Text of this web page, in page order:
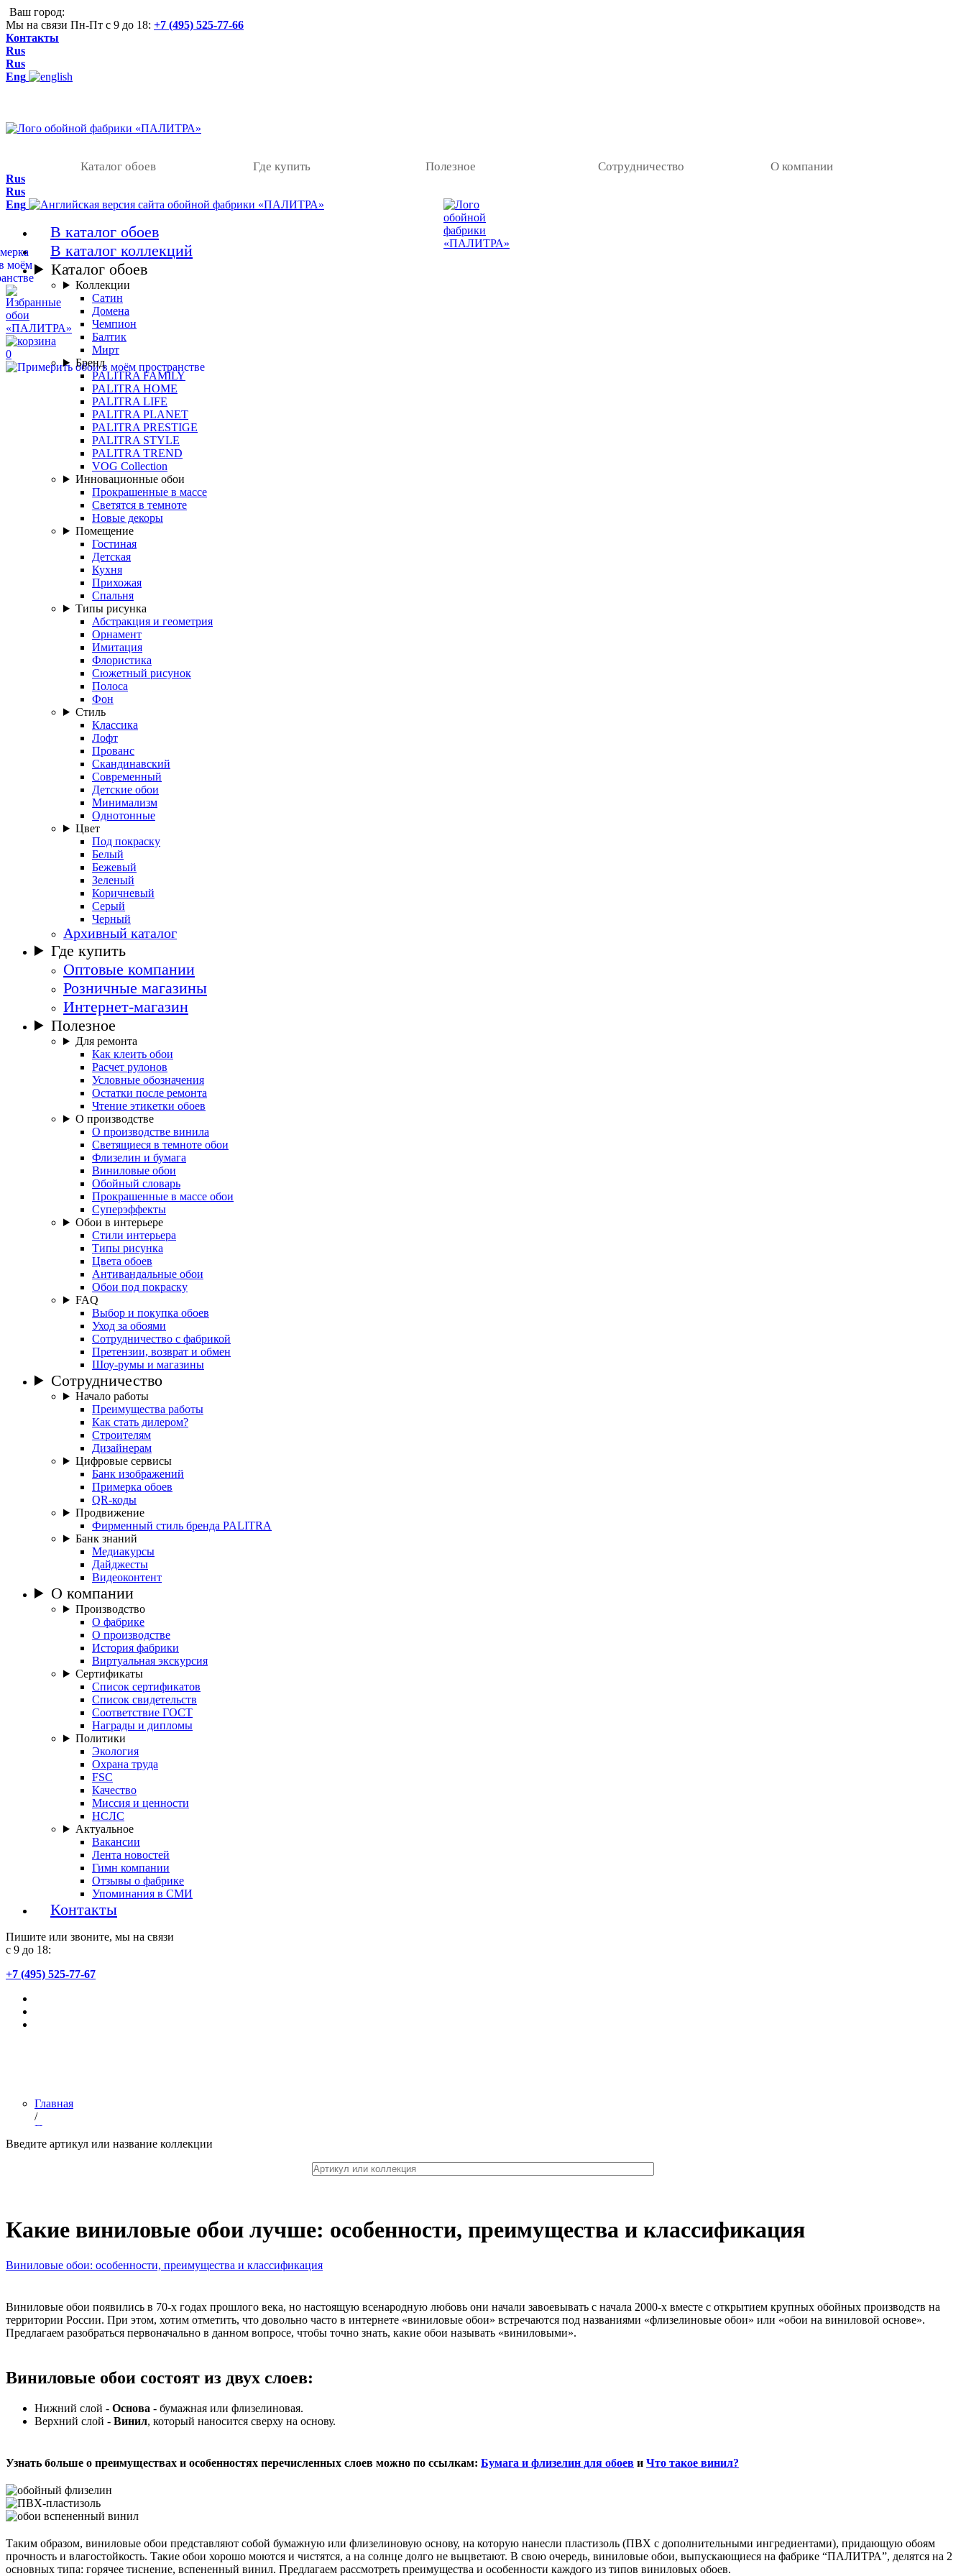
Ваш город:
Мы на связи Пн-Пт с 9 до 18: +7 (495) 525-77-66
Контакты
Rus
Rus
Eng
Каталог обоев Где купить Полезное Сотрудничество О компании
0
Rus
Rus
Eng
В каталог обоев
В каталог коллекций
Каталог обоев
Коллекции
Сатин
Домена
Чемпион
Балтик
Мирт
Бренд
PALITRA FAMILY
PALITRA HOME
PALITRA LIFE
PALITRA PLANET
PALITRA PRESTIGE
PALITRA STYLE
PALITRA TREND
VOG Collection
Инновационные обои
Прокрашенные в массе
Светятся в темноте
Новые декоры
Помещение
Гостиная
Детская
Кухня
Прихожая
Спальня
Типы рисунка
Абстракция и геометрия
Орнамент
Имитация
Флористика
Сюжетный рисунок
Полоса
Фон
Стиль
Классика
Лофт
Прованс
Скандинавский
Современный
Детские обои
Минимализм
Однотонные
Цвет
Под покраску
Белый
Бежевый
Зеленый
Коричневый
Серый
Черный
Архивный каталог
Где купить
Оптовые компании
Розничные магазины
Интернет-магазин
Полезное
Для ремонта
Как клеить обои
Расчет рулонов
Условные обозначения
Остатки после ремонта
Чтение этикетки обоев
О производстве
О производстве винила
Светящиеся в темноте обои
Флизелин и бумага
Виниловые обои
Обойный словарь
Прокрашенные в массе обои
Суперэффекты
Обои в интерьере
Стили интерьера
Типы рисунка
Цвета обоев
Антивандальные обои
Обои под покраску
FAQ
Выбор и покупка обоев
Уход за обоями
Сотрудничество с фабрикой
Претензии, возврат и обмен
Шоу-румы и магазины
Сотрудничество
Начало работы
Преимущества работы
Как стать дилером?
Строителям
Дизайнерам
Цифровые сервисы
Банк изображений
Примерка обоев
QR-коды
Продвижение
Фирменный стиль бренда PALITRA
Банк знаний
Медиакурсы
Дайджесты
Видеоконтент
О компании
Производство
О фабрике
О производстве
История фабрики
Виртуальная экскурсия
Сертификаты
Список сертификатов
Список свидетельств
Соответствие ГОСТ
Награды и дипломы
Политики
Экология
Охрана труда
FSC
Качество
Миссия и ценности
НСЛС
Актуальное
Вакансии
Лента новостей
Гимн компании
Отзывы о фабрике
Упоминания в СМИ
Контакты
Пишите или звоните, мы на связи
с 9 до 18:
+7 (495) 525-77-67
Главная
/
Полезное
/
Введите артикул или название коллекции
Какие виниловые обои лучше: особенности, преимущества и классификация
Виниловые обои: особенности, преимущества и классификация
Виниловые обои появились в 70-х годах прошлого века, но настоящую всенародную любовь они начали завоевывать с начала 2000-х вместе с открытием крупных обойных производств на
территории России. При этом, хотим отметить, что довольно часто в интернете «виниловые обои» встречаются под названиями «флизелиновые обои» или «обои на виниловой основе».
Предлагаем разобраться первоначально в данном вопросе, чтобы точно знать, какие обои называть «виниловыми».
Виниловые обои состоят из двух слоев:
Нижний слой - Основа - бумажная или флизелиновая.
Верхний слой - Винил, который наносится сверху на основу.
Узнать больше о преимуществах и особенностях перечисленных слоев можно по ссылкам: Бумага и флизелин для обоев и Что такое винил?
Таким образом, виниловые обои представляют собой бумажную или флизелиновую основу, на которую нанесли пластизоль (ПВХ с дополнительными ингредиентами), придающую обоям
прочность и влагостойкость. Такие обои хорошо моются и чистятся, а на солнце долго не выцветают. В свою очередь, виниловые обои, выпускающиеся на фабрике “ПАЛИТРА”, делятся на 2
основных типа: горячее тиснение, вспененный винил. Предлагаем рассмотреть преимущества и особенности каждого из типов виниловых обоев.